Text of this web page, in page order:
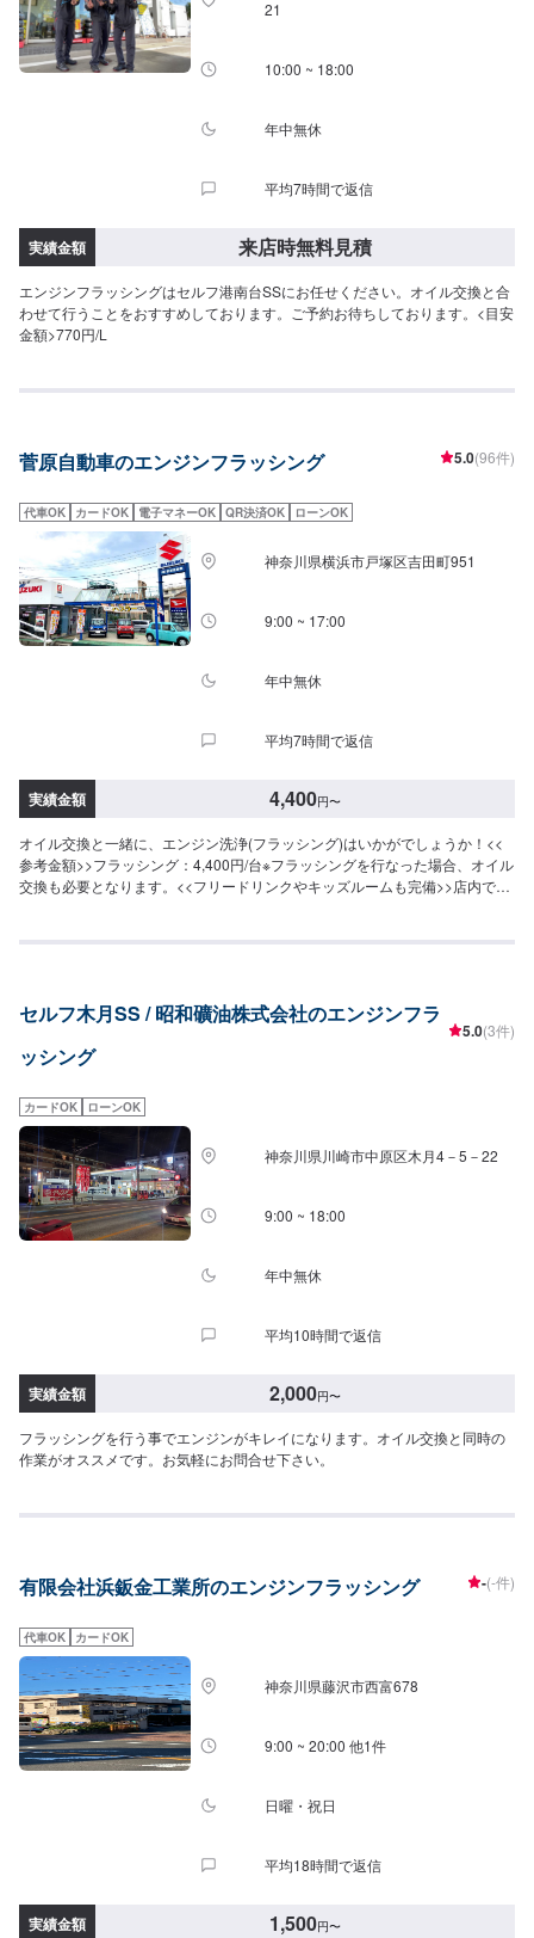
21
10:00 ~ 18:00
年中無休
平均7時間で返信
実績金額 来店時無料見積
エンジンフラッシングはセルフ港南台SSにお任せください。オイル交換と合
わせて行うことをおすすめしております。ご予約お待ちしております。<目安
金額>770円/L
菅原自動車のエンジンフラッシング 5.0(96件)
代車OK カードOK 電子マネーOK QR決済OK ローンOK
神奈川県横浜市戸塚区吉田町951
9:00 ~ 17:00
年中無休
平均7時間で返信
実績金額 4,400円〜
オイル交換と一緒に、エンジン洗浄(フラッシング)はいかがでしょうか！<<
参考金額>>フラッシング：4,400円/台※フラッシングを行なった場合、オイル
交換も必要となります。<<フリードリンクやキッズルームも完備>>店内でお
整備士が5名、車体整備士が1名と、多数の従業員が在籍しております。車検
セルフ木月SS / 昭和礦油株式会社のエンジンフラ
ッシング
5.0(3件)
カードOK ローンOK
神奈川県川崎市中原区木月4－5－22
9:00 ~ 18:00
年中無休
平均10時間で返信
実績金額 2,000円〜
フラッシングを行う事でエンジンがキレイになります。オイル交換と同時の
作業がオススメです。お気軽にお問合せ下さい。
有限会社浜鈑金工業所のエンジンフラッシング -(-件)
代車OK カードOK
神奈川県藤沢市西富678
9:00 ~ 20:00 他1件
日曜・祝日
平均18時間で返信
実績金額 1,500円〜